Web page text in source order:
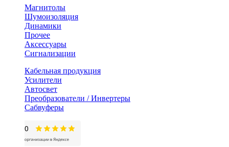
Магнитолы
Шумоизоляция
Динамики
Прочее
Аксессуары
Сигнализации
Кабельная продукция
Усилители
Автосвет
Преобразователи / Инвертеры
Сабвуферы